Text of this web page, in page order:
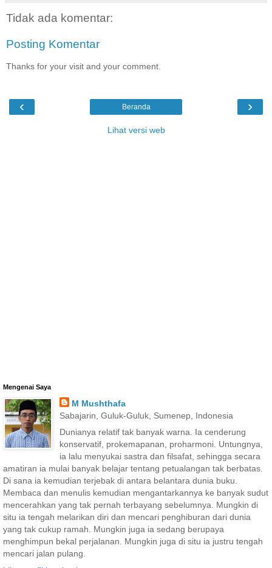
Tidak ada komentar:
Posting Komentar
Thanks for your visit and your comment.
‹ ›
Beranda
Lihat versi web
Mengenai Saya
M Mushthafa
Sabajarin, Guluk-Guluk, Sumenep, Indonesia
Dunianya relatif tak banyak warna. Ia cenderung
konservatif, prokemapanan, proharmoni. Untungnya,
ia lalu menyukai sastra dan filsafat, sehingga secara
amatiran ia mulai banyak belajar tentang petualangan tak berbatas.
Di sana ia kemudian terjebak di antara belantara dunia buku.
Membaca dan menulis kemudian mengantarkannya ke banyak sudut
mencerahkan yang tak pernah terbayang sebelumnya. Mungkin di
situ ia tengah melarikan diri dan mencari penghiburan dari dunia
yang tak cukup ramah. Mungkin juga ia sedang berupaya
menghimpun bekal perjalanan. Mungkin juga di situ ia justru tengah
mencari jalan pulang.